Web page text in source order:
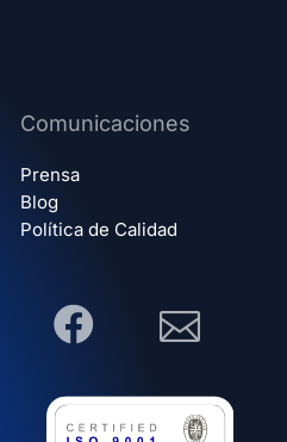
Comunicaciones
Prensa
Blog
Política de Calidad
 